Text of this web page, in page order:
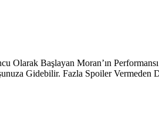
Başlayan Moran’ın
Gidebilir. Fazla Spoiler Vermeden